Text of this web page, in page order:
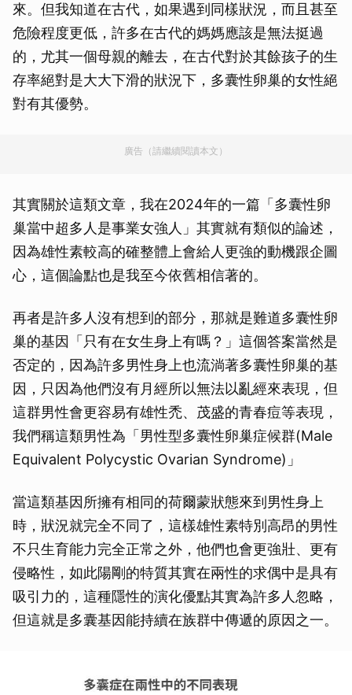
來。但我知道在古代，如果遇到同樣狀況，而且甚至
危險程度更低，許多在古代的媽媽應該是無法挺過
的，尤其一個母親的離去，在古代對於其餘孩子的生
存率絕對是大大下滑的狀況下，多囊性卵巢的女性絕
對有其優勢。
廣告（請繼續閱讀本文）
其實關於這類文章，我在2024年的一篇「多囊性卵
巢當中超多人是事業女強人」其實就有類似的論述，
因為雄性素較高的確整體上會給人更強的動機跟企圖
心，這個論點也是我至今依舊相信著的。
再者是許多人沒有想到的部分，那就是難道多囊性卵
巢的基因「只有在女生身上有嗎？」這個答案當然是
否定的，因為許多男性身上也流淌著多囊性卵巢的基
因，只因為他們沒有月經所以無法以亂經來表現，但
這群男性會更容易有雄性禿、茂盛的青春痘等表現，
我們稱這類男性為「男性型多囊性卵巢症候群(Male
Equivalent Polycystic Ovarian Syndrome)」
當這類基因所擁有相同的荷爾蒙狀態來到男性身上
時，狀況就完全不同了，這樣雄性素特別高昂的男性
不只生育能力完全正常之外，他們也會更強壯、更有
侵略性，如此陽剛的特質其實在兩性的求偶中是具有
吸引力的，這種隱性的演化優點其實為許多人忽略，
但這就是多囊基因能持續在族群中傳遞的原因之一。